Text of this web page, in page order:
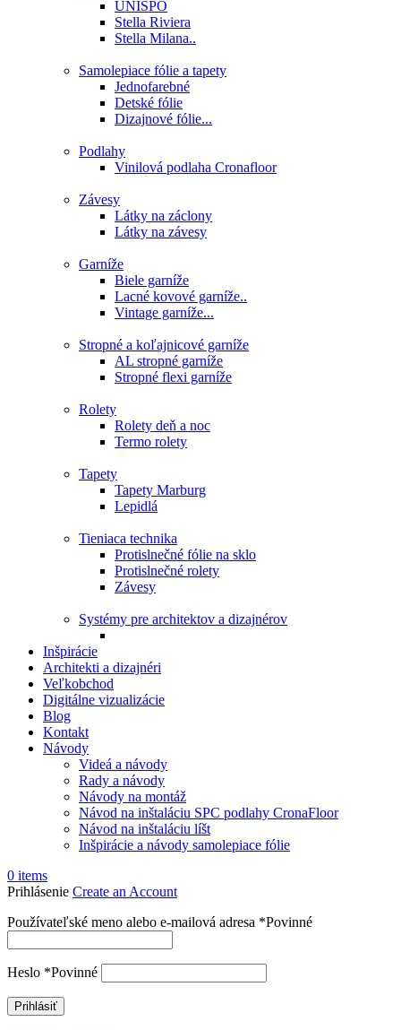
UNISPO
Stella Riviera
Stella Milana..
Samolepiace fólie a tapety
Jednofarebné
Detské fólie
Dizajnové fólie...
Podlahy
Vinilová podlaha Cronafloor
Závesy
Látky na záclony
Látky na závesy
Garníže
Biele garníže
Lacné kovové garníže..
Vintage garníže...
Stropné a koľajnicové garníže
AL stropné garníže
Stropné flexi garníže
Rolety
Rolety deň a noc
Termo rolety
Tapety
Tapety Marburg
Lepidlá
Tieniaca technika
Protislnečné fólie na sklo
Protislnečné rolety
Závesy
Systémy pre architektov a dizajnérov
Inšpirácie
Architekti a dizajnéri
Veľkobchod
Digitálne vizualizácie
Blog
Kontakt
Návody
Videá a návody
Rady a návody
Návody na montáž
Návod na inštaláciu SPC podlahy CronaFloor
Návod na inštaláciu líšt
Inšpirácie a návody samolepiace fólie
0 items
Prihlásenie Create an Account
Používateľské meno alebo e-mailová adresa *Povinné
Heslo *Povinné
Prihlásiť